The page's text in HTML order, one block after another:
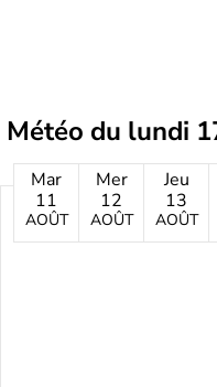
Météo du lundi
Mar
11
AOÛT
Mer
12
AOÛT
Jeu
13
AOÛT